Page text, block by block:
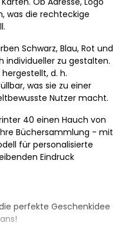
was die rechteckige
Schwarz, Blau, Rot und
individueller zu gestalten.
d. h.
was sie zu einer
Nutzer macht.
40 einen Hauch von
Büchersammlung - mit
für personalisierte
Eindruck
perfekte Geschenkidee